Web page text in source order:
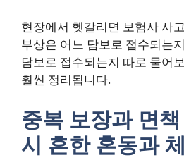
현장에서 헷갈리면 보험사 사
부상은 어느 담보로 접수되는
담보로 접수되는지 따로 물어
훨씬 정리됩니다.
중복 보장과 면
시 흔한 혼동과